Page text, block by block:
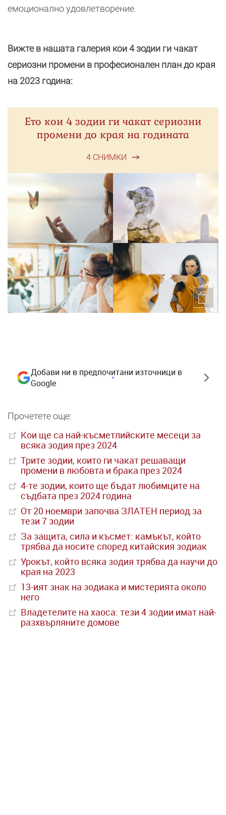
емоционално удовлетворение.
Вижте в нашата галерия кои 4 зодии ги чакат
сериозни промени в професионален план до края
на 2023 година:
Ето кои 4 зодии ги чакат сериозни
промени до края на годината
4 СНИМКИ
Добави ни в предпочитани източници в
Google
Прочетете още:
Кои ще са най-късметлийските месеци за
всяка зодия през 2024
Трите зодии, които ги чакат решаващи
промени в любовта и брака през 2024
4-те зодии, които ще бъдат любимците на
съдбата през 2024 година
От 20 ноември започва ЗЛАТЕН период за
тези 7 зодии
За защита, сила и късмет: камъкът, който
трябва да носите според китайския зодиак
Урокът, който всяка зодия трябва да научи до
края на 2023
13-ият знак на зодиака и мистерията около
него
Владетелите на хаоса: тези 4 зодии имат най-
разхвърляните домове